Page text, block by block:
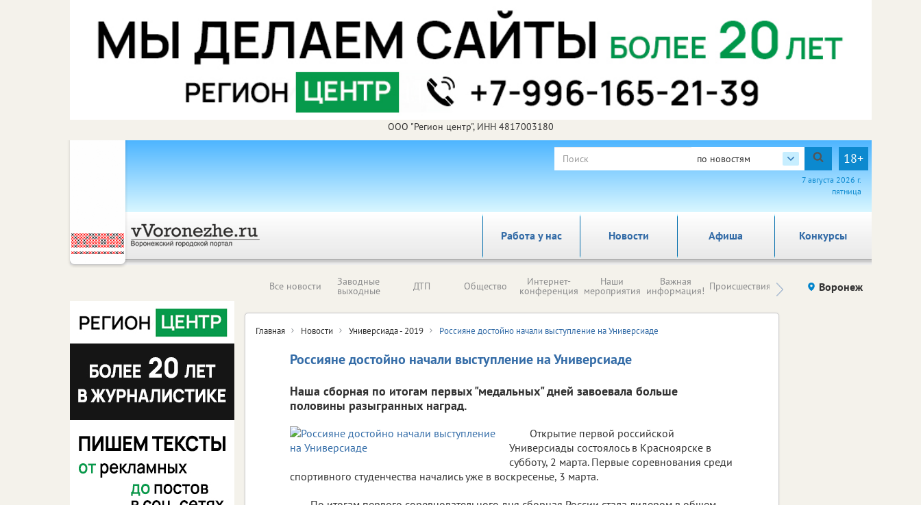
ООО "Регион центр", ИНН 4817003180
по новостям 18+
7 августа 2026 г.
пятница
Работа у нас Новости Афиша Конкурсы
Все новости Заводные
выходные ДТП Общество Интернет-
конференция
Наши
мероприятия
Важная
информация! Происшествия Здоровье компаний (на
Воронеж
Главная Новости Универсиада - 2019 Россияне достойно начали выступление на Универсиаде
Россияне достойно начали выступление на Универсиаде
Наша сборная по итогам первых "медальных" дней завоевала больше
половины разыгранных наград.
Открытие первой российской
Универсиады состоялось в Красноярске в
субботу, 2 марта. Первые соревнования среди
спортивного студенчества начались уже в воскресенье, 3 марта.